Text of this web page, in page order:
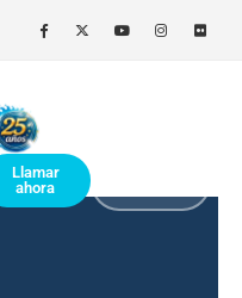
Llamar
ahora